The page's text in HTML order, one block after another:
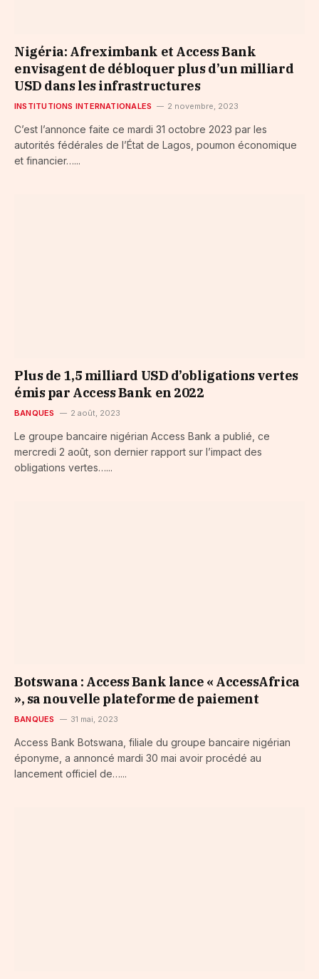
Nigéria: Afreximbank et Access Bank
envisagent de débloquer plus d’un milliard
USD dans les infrastructures
INSTITUTIONS INTERNATIONALES 2 novembre, 2023
C’est l’annonce faite ce mardi 31 octobre 2023 par les
autorités fédérales de l’État de Lagos, poumon économique
et financier…...
Plus de 1,5 milliard USD d’obligations vertes
émis par Access Bank en 2022
BANQUES 2 août, 2023
Le groupe bancaire nigérian Access Bank a publié, ce
mercredi 2 août, son dernier rapport sur l’impact des
obligations vertes…...
Botswana : Access Bank lance « AccessAfrica
», sa nouvelle plateforme de paiement
BANQUES 31 mai, 2023
Access Bank Botswana, filiale du groupe bancaire nigérian
éponyme, a annoncé mardi 30 mai avoir procédé au
lancement officiel de…...